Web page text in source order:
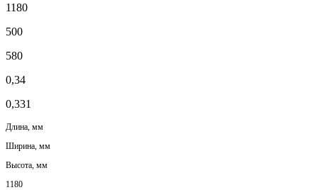
1180
500
580
0,34
0,331
Длина, мм
Ширина, мм
Высота, мм
1180